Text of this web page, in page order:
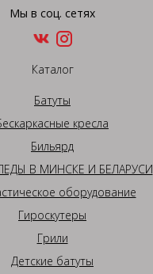
Мы в соц. сетях
Каталог
Батуты
кресла
Бильярд
В МИНСКЕ И БЕЛАРУСИ
оборудование
Гироскутеры
Грили
Детские батуты